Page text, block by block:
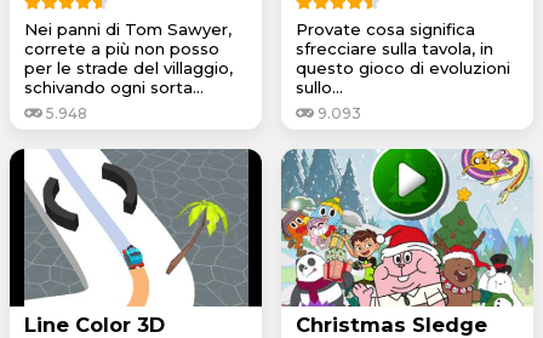
Nei panni di Tom Sawyer,
correte a più non posso
per le strade del villaggio,
schivando ogni sorta...
5.948
Provate cosa significa
sfrecciare sulla tavola, in
questo gioco di evoluzioni
sullo...
9.093
Line Color 3D Christmas Sledge